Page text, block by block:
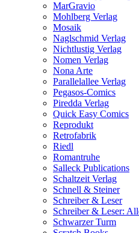
MarGravio
Mohlberg Verlag
Mosaik
Naglschmid Verlag
Nichtlustig Verlag
Nomen Verlag
Nona Arte
Parallelallee Verlag
Pegasos-Comics
Piredda Verlag
Quick Easy Comics
Reprodukt
Retrofabrik
Riedl
Romantruhe
Salleck Publications
Schaltzeit Verlag
Schnell & Steiner
Schreiber & Leser
Schreiber & Leser:
Schwarzer Turm